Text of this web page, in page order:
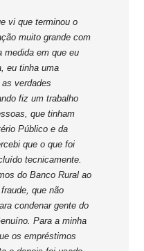
vi que terminou o
muito grande com
medida em que eu
eu tinha uma
verdades
fiz um trabalho
que tinham
Público e da
que o que foi
tecnicamente.
do Banco Rural ao
que não
condenar gente do
Para a minha
os empréstimos